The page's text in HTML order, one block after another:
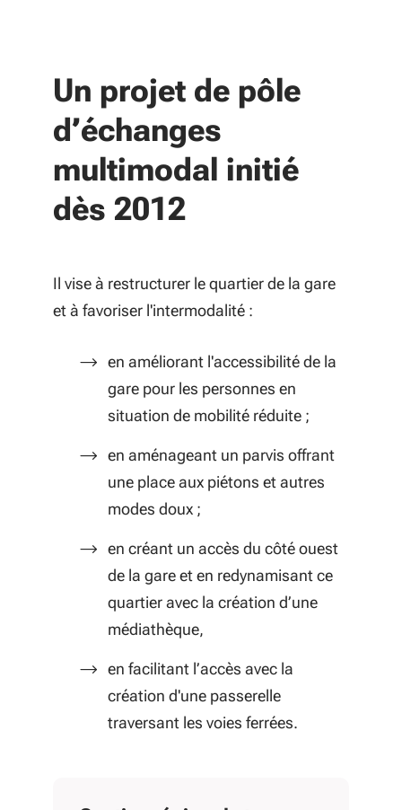
Un projet de pôle
d’échanges
multimodal initié
dès 2012
Il vise à restructurer le quartier de la gare
et à favoriser l'intermodalité :
en améliorant l'accessibilité de la
gare pour les personnes en
situation de mobilité réduite ;
en aménageant un parvis offrant
une place aux piétons et autres
modes doux ;
en créant un accès du côté ouest
de la gare et en redynamisant ce
quartier avec la création d’une
médiathèque,
en facilitant l’accès avec la
création d'une passerelle
traversant les voies ferrées.